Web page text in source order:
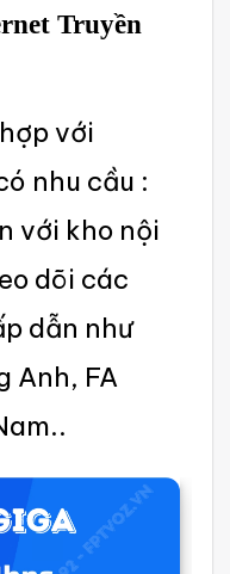
Truyền
với
nhu cầu :
với kho nội
dõi các
dẫn như
Anh, FA